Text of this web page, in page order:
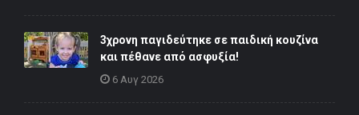
3χρονη παγιδεύτηκε σε παιδική κουζίνα
και πέθανε από ασφυξία!
6 Αυγ 2026